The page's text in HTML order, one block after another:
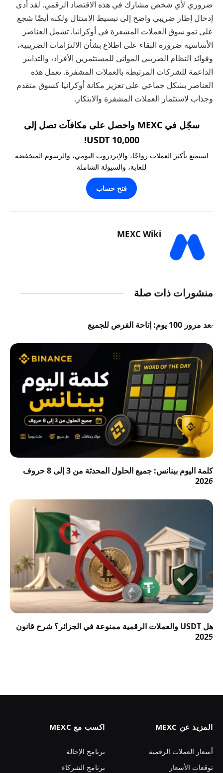
ضروري لأي شخص مشارك في هذه الاقتصاد الرقمي. لقد أدى
إدخال إطار ضريبي واضح إلى تبسيط الامتثال ولكنه أيضًا شجع
على نمو سوق العملات المشفرة في أوكرانيا. تشمل العناصر
الأساسية ضرورة البقاء على اطلاع بشأن الالتزامات الضريبية،
وفوائد النظام الضريبي المواتي للمستثمرين الأفراد، والتدابير
الداعمة للشركات المرتبطة بالعملات المشفرة. تعمل هذه
العناصر بشكل جماعي على تعزيز مكانة أوكرانيا كسوق متقدم
وجذاب لاستثمار العملات المشفرة والابتكار.
سجّل في MEXC واحصل على مكافآت تصل إلى
10,000 USDT!
استمتع بأكثر العملات رواجًا، والإيردروب اليومي، والرسوم المنخفضة
للغاية، والسيولة الشاملة
فتح حساب
MEXC Wiki
منشورات ذات صلة
بعد مرور 100 يوم: إتاحة الفرص للجميع
كلمة اليوم بينانس: جميع الحلول المحدثة من 3 إلى 8 حروف
2026
هل USDT والعملات الرقمية ممنوعة في الجزائر؟ شرح قانون
2025
المزيد عن MEXC
أسعار العملات الرقمية
توقعات الأسعار
اكسب مع MEXC
برنامج الإحالة
برنامج الشركاء